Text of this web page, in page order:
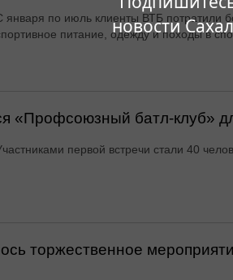
новости
января по июль клиенты ВТБ потратили
питание, одежду и походы в
«Профсоюзный батл-клуб»
первой встречи стали 40
торжественное